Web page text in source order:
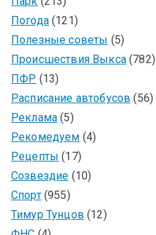
Погода(121)
Полезные советы (5)
Происшествия Выкса(782)
ПФР (13)
Расписание автобусов (56)
Реклама (5)
Рекомедуем (4)
Рецепты (17)
Созвездие (10)
Спорт(955)
Тимур Тунцов (12)